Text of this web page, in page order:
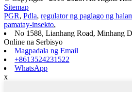
Sitemap
PGR, Pdla, regulator ng paglago ng
pamatay-insekto,
No 1588, Lianhang Road, Minhang
Online na Serbisyo
Magpadala ng Email
+8613524231522
WhatsApp
x